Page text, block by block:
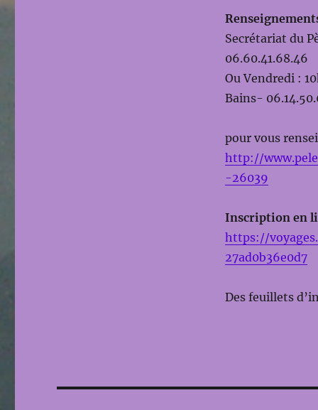
Secrétariat du
06.60.41.68.46
Ou Vendredi :
Bains-
pour vous
http://
-26039
Inscription en
https://
27ad0b36e0d7
Des feuillets